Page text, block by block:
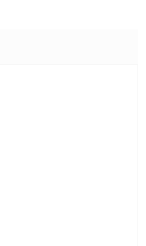
hvězdiček.
hvězdiček.